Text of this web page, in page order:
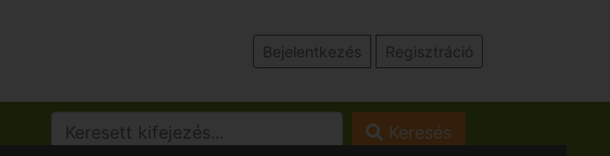
Bejelentkezés Regisztráció
Keresés